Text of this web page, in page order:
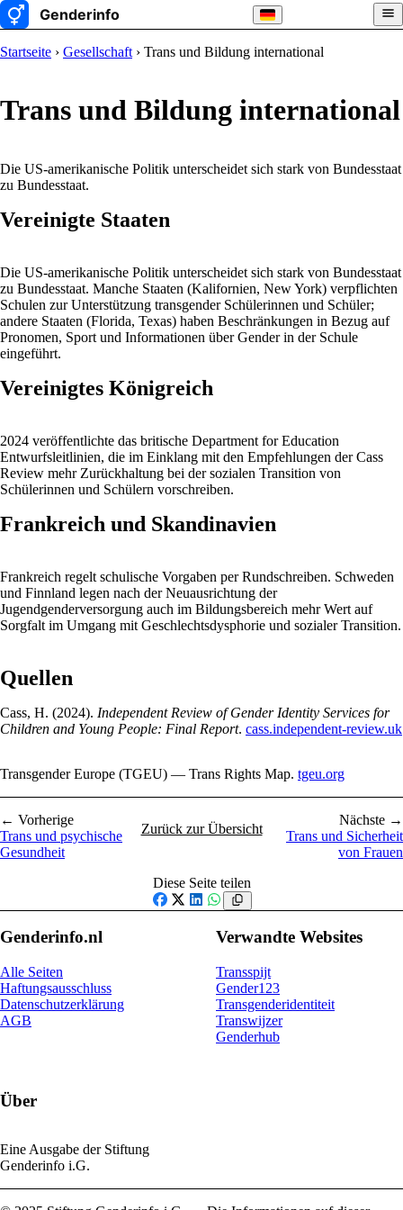
Startseite › Gesellschaft › Trans und Bildung international
Trans und Bildung international
Die US-amerikanische Politik unterscheidet sich stark von Bundesstaat
zu Bundesstaat.
Vereinigte Staaten
Die US-amerikanische Politik unterscheidet sich stark von Bundesstaat
zu Bundesstaat. Manche Staaten (Kalifornien, New York) verpflichten
Schulen zur Unterstützung transgender Schülerinnen und Schüler;
andere Staaten (Florida, Texas) haben Beschränkungen in Bezug auf
Pronomen, Sport und Informationen über Gender in der Schule
eingeführt.
Vereinigtes Königreich
2024 veröffentlichte das britische Department for Education
Entwurfsleitlinien, die im Einklang mit den Empfehlungen der Cass
Review mehr Zurückhaltung bei der sozialen Transition von
Schülerinnen und Schülern vorschreiben.
Frankreich und Skandinavien
Frankreich regelt schulische Vorgaben per Rundschreiben. Schweden
und Finnland legen nach der Neuausrichtung der
Jugendgenderversorgung auch im Bildungsbereich mehr Wert auf
Sorgfalt im Umgang mit Geschlechtsdysphorie und sozialer Transition.
Quellen
Cass, H. (2024). Independent Review of Gender Identity Services for
Children and Young People: Final Report. cass.independent-review.uk
Transgender Europe (TGEU) — Trans Rights Map. tgeu.org
← Vorherige
Trans und psychische
Gesundheit
Zurück zur Übersicht
Nächste →
Trans und Sicherheit
von Frauen
Diese Seite teilen
Facebook
X LinkedIn
WhatsApp
Genderinfo.nl
Alle Seiten
Haftungsausschluss
Datenschutzerklärung
AGB
Verwandte Websites
Transspijt
Gender123
Transgenderidentiteit
Transwijzer
Genderhub
Über
Eine Ausgabe der Stiftung
Genderinfo i.G.